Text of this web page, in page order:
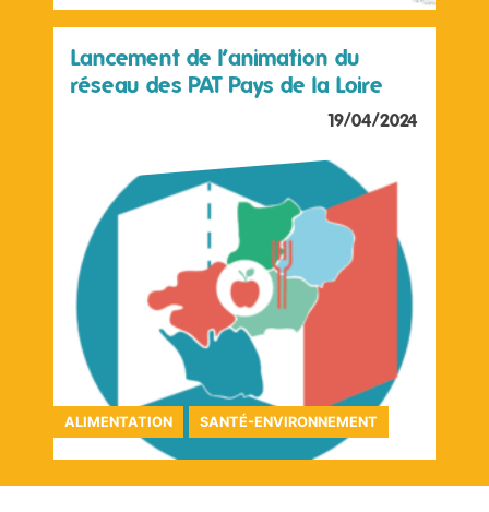
Lancement de l’animation du
réseau des PAT Pays de la Loire
19/04/2024
ALIMENTATION SANTÉ-ENVIRONNEMENT